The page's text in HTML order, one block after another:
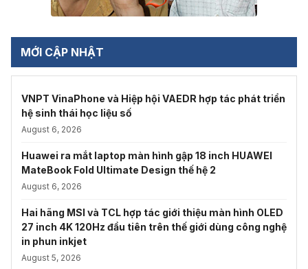
MỚI CẬP NHẬT
VNPT VinaPhone và Hiệp hội VAEDR hợp tác phát triển
hệ sinh thái học liệu số
August 6, 2026
Huawei ra mắt laptop màn hình gập 18 inch HUAWEI
MateBook Fold Ultimate Design thế hệ 2
August 6, 2026
Hai hãng MSI và TCL hợp tác giới thiệu màn hình OLED
27 inch 4K 120Hz đầu tiên trên thế giới dùng công nghệ
in phun inkjet
August 5, 2026